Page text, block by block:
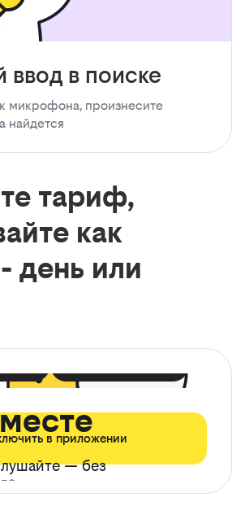
ввод в поиске
микрофона, произнесите
найдется
тариф,
как
день или
— без
в приложении